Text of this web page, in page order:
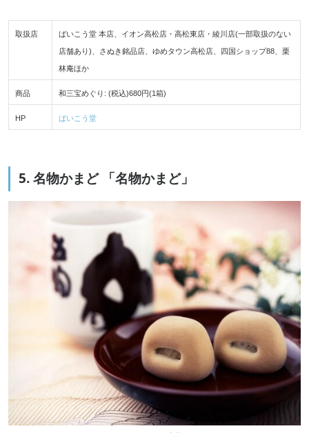
取扱店 ばいこう堂 本店、イオン高松店・高松東店・綾川店(一部取扱のない
店舗あり)、さぬき銘品店、ゆめタウン高松店、四国ショップ88、栗
林庵ほか
商品 和三宝めぐり: (税込)680円(1箱)
HP ばいこう堂
5. 名物かまど 「名物かまど」